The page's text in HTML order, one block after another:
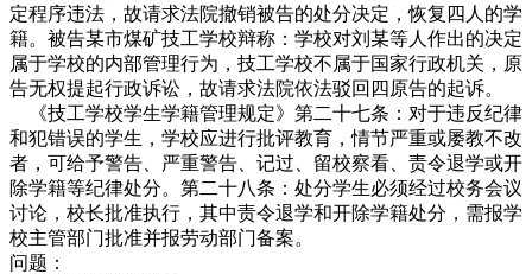
定程序违法，故请求法院撤销被告的处分决定，恢复四人的学
籍。被告某市煤矿技工学校辩称：学校对刘某等人作出的决定
属于学校的内部管理行为，技工学校不属于国家行政机关，原
告无权提起行政诉讼，故请求法院依法驳回四原告的起诉。
《技工学校学生学籍管理规定》第二十七条：对于违反纪律
和犯错误的学生，学校应进行批评教育，情节严重或屡教不改
者，可给予警告、严重警告、记过、留校察看、责令退学或开
除学籍等纪律处分。第二十八条：处分学生必须经过校务会议
讨论，校长批准执行，其中责令退学和开除学籍处分，需报学
校主管部门批准并报劳动部门备案。
问题：